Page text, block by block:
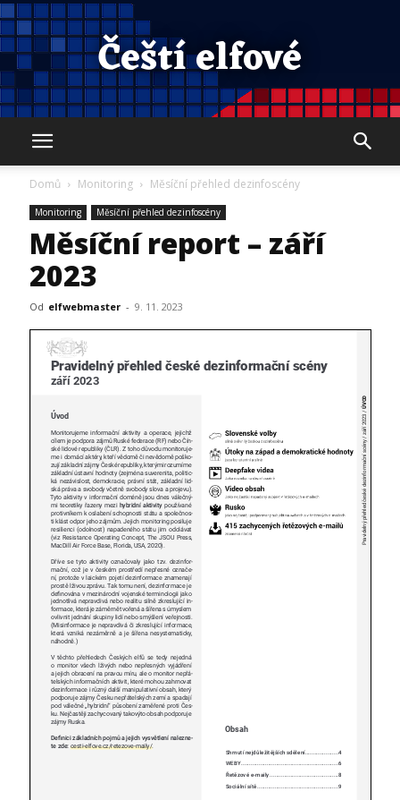
Čeští elfové
Domů Monitoring Měsíční přehled dezinfoscény
Monitoring Měsíční přehled dezinfoscény
Měsíční report – září
2023
Od elfwebmaster - 9. 11. 2023